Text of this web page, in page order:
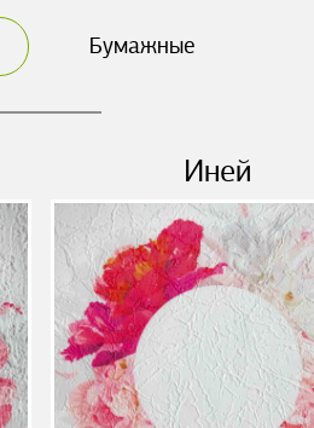
Бумажные
Иней